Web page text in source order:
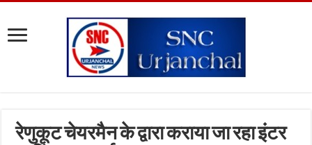
रेणुकूट चेयरमैन के द्वारा कराया जा रहा इंटर